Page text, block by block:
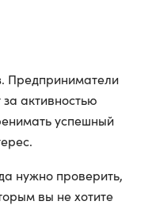
. Предприниматели
активностью
успешный
нужно проверить,
вы не хотите